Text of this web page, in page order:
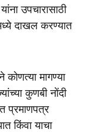
उपचारासाठी
दाखल करण्यात
मागण्या
कुणबी नोंदी
प्रमाणपत्र
किंवा याचा